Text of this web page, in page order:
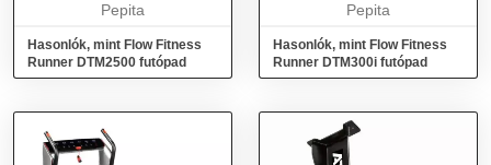
Pepita
Hasonlók, mint Flow Fitness
Runner DTM2500 futópad
Pepita
Hasonlók, mint Flow Fitness
Runner DTM300i futópad